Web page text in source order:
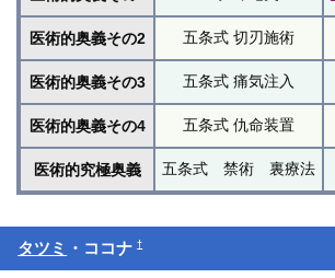
医術的奥義その2 五条式 切刃施術
医術的奥義その3 五条式 痛気注入
医術的奥義その4 五条式 仇命装置
医術的究極奥義 五条式 禁術 裏療法
タツミ ・ココナ†